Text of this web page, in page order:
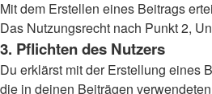
Mit dem Erstellen eines Beitrags
Das Nutzungsrecht nach Punkt 2,
3. Pflichten des Nutzers
Du erklärst mit der Erstellung eines
die in deinen Beiträgen